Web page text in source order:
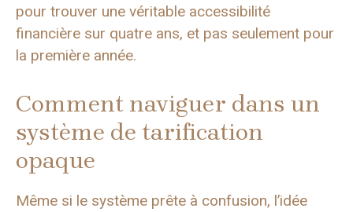
pour trouver une véritable accessibilité
financière sur quatre ans, et pas seulement pour
la première année.
Comment naviguer dans un
système de tarification
opaque
Même si le système prête à confusion, l’idée